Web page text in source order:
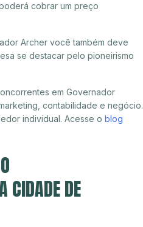
cobrar um preço
Archer você também deve
se destacar pelo pioneirismo
em Governador
contabilidade e negócio.
individual. Acesse o blog
CIDADE DE